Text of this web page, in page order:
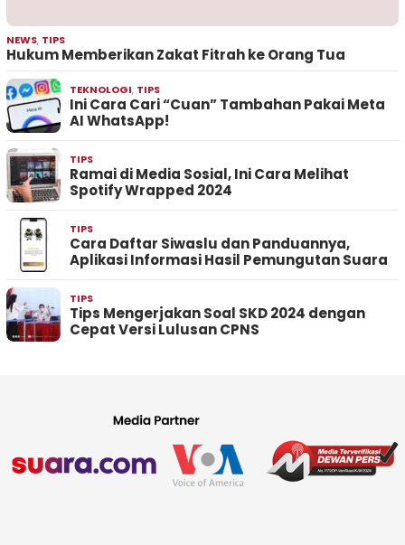
NEWS, TIPS
Hukum Memberikan Zakat Fitrah ke Orang Tua
TEKNOLOGI, TIPS
Ini Cara Cari “Cuan” Tambahan Pakai Meta
AI WhatsApp!
TIPS
Ramai di Media Sosial, Ini Cara Melihat
Spotify Wrapped 2024
TIPS
Cara Daftar Siwaslu dan Panduannya,
Aplikasi Informasi Hasil Pemungutan Suara
TIPS
Tips Mengerjakan Soal SKD 2024 dengan
Cepat Versi Lulusan CPNS